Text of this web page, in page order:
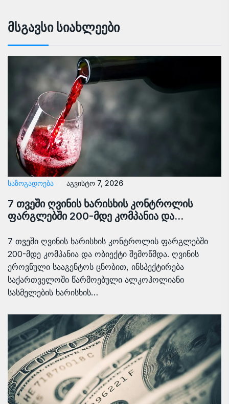
Მსგავსი Სიახლეები
ᲡᲐᲖᲝᲒᲐᲓᲝᲔᲑᲐ აგვისტო 7, 2026
7 თვეში ღვინის ხარისხის კონტროლის
ფარგლებში 200-მდე კომპანია და…
7 თვეში ღვინის ხარისხის კონტროლის ფარგლებში
200-მდე კომპანია და ობიექტი შემოწმდა. ღვინის
ეროვნული სააგენტოს ცნობით, ინსპექტირება
საქართველოში წარმოებული ალკოჰოლიანი
სასმელების ხარისხის…